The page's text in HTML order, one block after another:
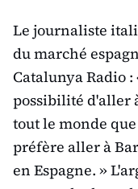
Le journaliste
du marché
Catalunya Radio
possibilité d'aller
tout le monde
préfère aller à
en Espagne. »